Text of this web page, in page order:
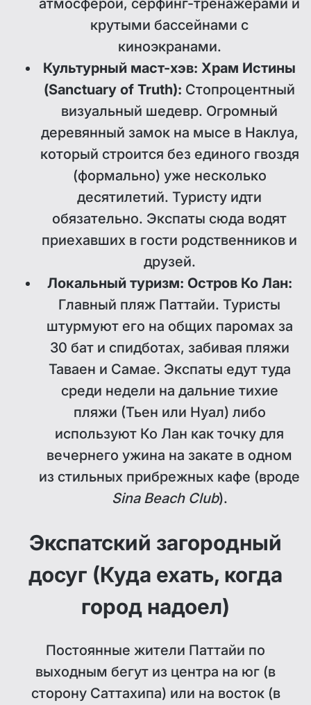
атмосферой, серфинг-тренажерами и
крутыми бассейнами с
киноэкранами.
Культурный маст-хэв: Храм Истины
(Sanctuary of Truth): Стопроцентный
визуальный шедевр. Огромный
деревянный замок на мысе в Наклуа,
который строится без единого гвоздя
(формально) уже несколько
десятилетий. Туристу идти
обязательно. Экспаты сюда водят
приехавших в гости родственников и
друзей.
Локальный туризм: Остров Ко Лан:
Главный пляж Паттайи. Туристы
штурмуют его на общих паромах за
30 бат и спидботах, забивая пляжи
Таваен и Самае. Экспаты едут туда
среди недели на дальние тихие
пляжи (Тьен или Нуал) либо
используют Ко Лан как точку для
вечернего ужина на закате в одном
из стильных прибрежных кафе (вроде
Sina Beach Club).
Экспатский загородный
досуг (Куда ехать, когда
город надоел)
Постоянные жители Паттайи по
выходным бегут из центра на юг (в
сторону Саттахипа) или на восток (в